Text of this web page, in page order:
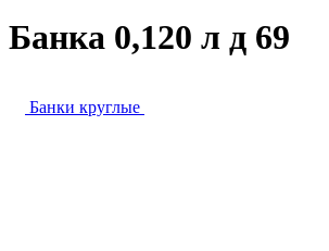
Банка 0,120 л д 69
Банки круглые